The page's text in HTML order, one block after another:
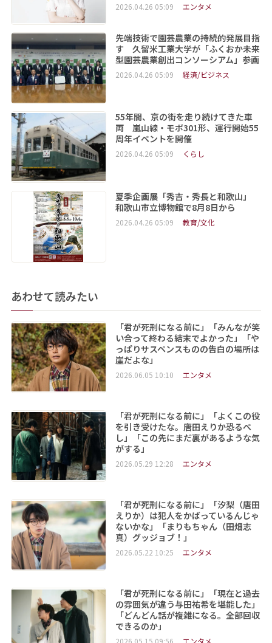
2026.04.26 05:09 エンタメ
先端技術で園芸農業の持続的発展目指
す 久留米工業大学が「ふくおか未来
型園芸農業創出コンソーシアム」参画
2026.04.26 05:09 経済/ビジネス
55年間、京の街を走り続けてきた車
両 嵐山線・モボ301形、運行開始55
周年イベントを開催
2026.04.26 05:09 くらし
夏季企画展「秀吉・秀長と和歌山」
和歌山市立博物館で8月8日から
2026.04.26 05:09 教育/文化
あわせて読みたい
「君が死刑になる前に」「みんなが笑
い合って終わる結末でよかった」「や
っぱりサスペンスものの告白の場所は
崖だよな」
2026.06.05 10:10 エンタメ
「君が死刑になる前に」「よくこの役
を引き受けたな。唐田えりか恐るべ
し」「この先にまだ裏があるような気
がする」
2026.05.29 12:28 エンタメ
「君が死刑になる前に」「汐梨（唐田
えりか）は犯人をかばっているんじゃ
ないかな」「まりもちゃん（田畑志
真）グッジョブ！」
2026.05.22 10:25 エンタメ
「君が死刑になる前に」「現在と過去
の雰囲気が違う与田祐希を堪能した」
「どんどん話が複雑になる。全部回収
できるのか」